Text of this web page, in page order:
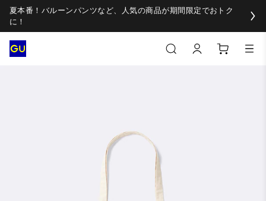
夏本番！バルーンパンツなど、人気の商品が期間限定でおトク
に！